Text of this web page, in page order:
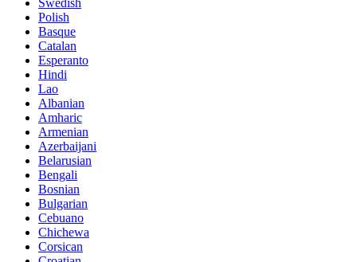
Polish
Basque
Catalan
Esperanto
Hindi
Lao
Albanian
Amharic
Armenian
Azerbaijani
Belarusian
Bengali
Bosnian
Bulgarian
Cebuano
Chichewa
Corsican